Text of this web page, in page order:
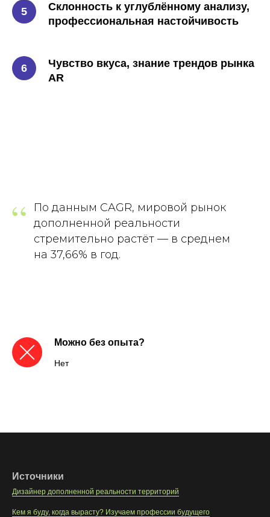
Склонность к углублённому анализу,
профессиональная настойчивость
Чувство вкуса, знание трендов рынка
AR
“
По данным CAGR, мировой рынок
дополненной реальности
стремительно растёт — в среднем
на 37,66% в год.
Можно без опыта?
Нет
Источники
Дизайнер дополненной реальности территорий
Кем я буду, когда вырасту? Изучаем профессии будущего